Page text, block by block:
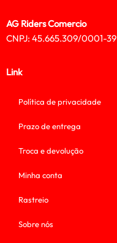
AG Riders Comercio
CNPJ: 45.665.309/0001-39
Link
Política de privacidade
Prazo de entrega
Troca e devolução
Minha conta
Rastreio
Sobre nós